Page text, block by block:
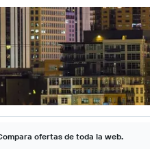
ofertas de toda la web.